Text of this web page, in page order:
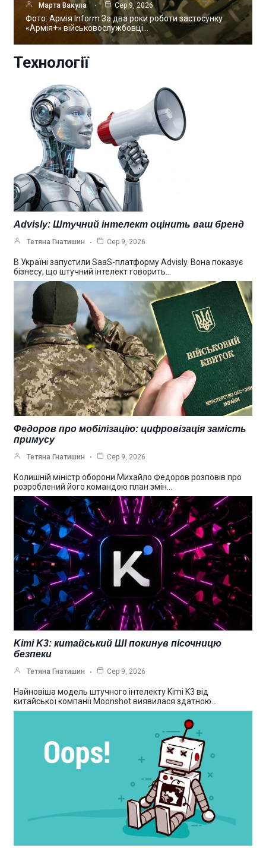
Марта Вакула Сер 9, 2026
Фото: Армія Inform За два роки роботи застосунку
«Армія+» військовослужбовці…
Технології
Advisly: Штучний інтелект оцінить ваш бренд
Тетяна Гнатишин Сер 9, 2026
В Україні запустили SaaS-платформу Advisly. Вона показує
бізнесу, що штучний інтелект говорить…
Федоров про мобілізацію: цифровізація замість
примусу
Тетяна Гнатишин Сер 9, 2026
Колишній міністр оборони Михайло Федоров розповів про
розроблений його командою план змін…
Kimi K3: китайський ШІ покинув пісочницю
безпеки
Тетяна Гнатишин Сер 9, 2026
Найновіша модель штучного інтелекту Kimi K3 від
китайської компанії Moonshot виявилася здатною…